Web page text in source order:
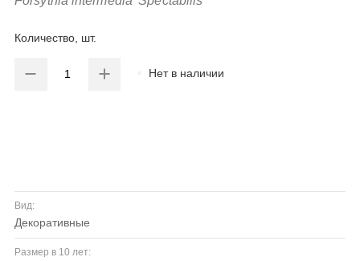
Количество, шт.
Нет в наличии
Вид:
декоративные
Размер в 10 лет: